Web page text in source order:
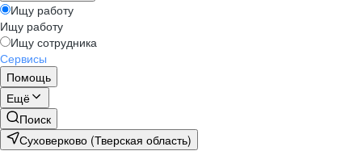
Ищу работу
Ищу работу
Ищу сотрудника
Сервисы
Помощь
Ещё
Поиск
Суховерково (Тверская область)